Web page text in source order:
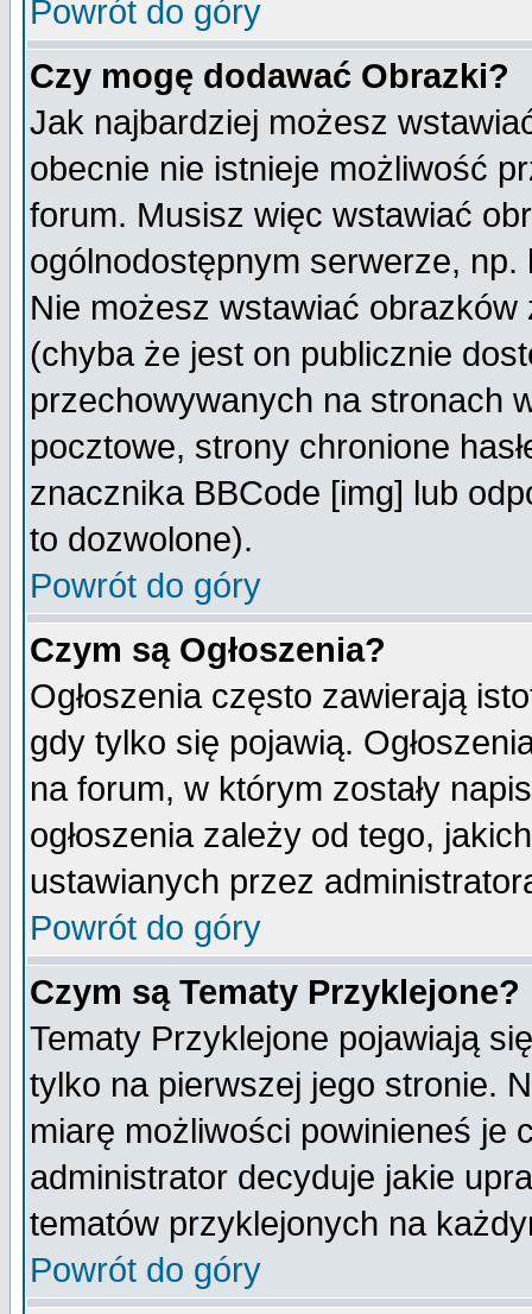
Powrót do góry
Czy mogę dodawać Obrazki?
Jak najbardziej możesz
obecnie nie istnieje możliwość
forum. Musisz więc wstawiać
ogólnodostępnym serwerze,
Nie możesz wstawiać
(chyba że jest on publicznie
przechowywanych na stronach
pocztowe, strony chronione
znacznika BBCode [img] lub
to dozwolone).
Powrót do góry
Czym są Ogłoszenia?
Ogłoszenia często zawierają
gdy tylko się pojawią.
na forum, w którym zostały
ogłoszenia zależy od tego,
ustawianych przez
Powrót do góry
Czym są Tematy Przyklejone?
Tematy Przyklejone pojawiają
tylko na pierwszej jego stronie.
miarę możliwości powinieneś je
administrator decyduje jakie
tematów przyklejonych na
Powrót do góry